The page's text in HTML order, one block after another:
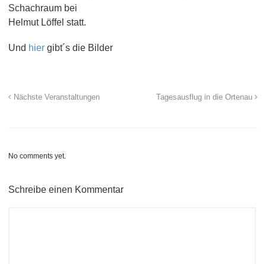
Schachraum bei
Helmut Löffel statt.
Und hier gibt´s die Bilder
Nächste Veranstaltungen Tagesausflug in die Ortenau
No comments yet.
Schreibe einen Kommentar